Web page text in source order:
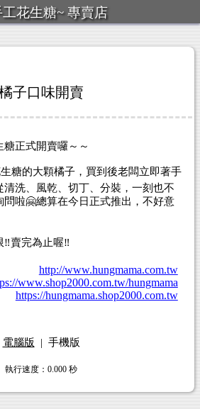
花生糖~ 專賣店
子口味開賣
糖正式開賣囉～～
糖的大顆橘子，買到後老闆立即著手
清洗、風乾、切丁、分裝，一刻也不
問啦🤗總算在今日正式推出，不好意
‼️賣完為止喔‼️
http://www.hungmama.com.tw
www.shop2000.com.tw/hungmama
https://hungmama.shop2000.com.tw
電腦版 | 手機版
執行速度 ：0.000 秒